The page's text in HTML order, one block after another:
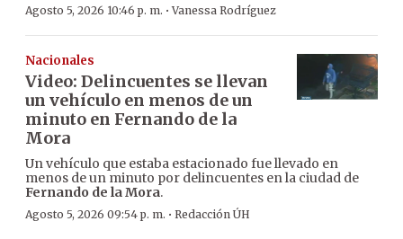
Agosto 5, 2026 10:46 p. m. ·Vanessa Rodríguez
Nacionales
Video: Delincuentes se llevan
un vehículo en menos de un
minuto en Fernando de la
Mora
Un vehículo que estaba estacionado fue llevado en
menos de un minuto por delincuentes en la ciudad de
Fernando de la Mora.
Agosto 5, 2026 09:54 p. m. · Redacción ÚH